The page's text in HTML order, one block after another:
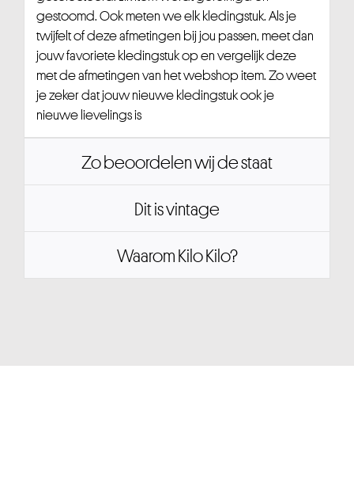
gestoomd. Ook meten we elk kledingstuk. Als je
twijfelt of deze afmetingen bij jou passen, meet dan
jouw favoriete kledingstuk op en vergelijk deze
met de afmetingen van het webshop item. Zo weet
je zeker dat jouw nieuwe kledingstuk ook je
nieuwe lievelings is
Zo beoordelen wij de staat
Dit is vintage
Waarom Kilo Kilo?